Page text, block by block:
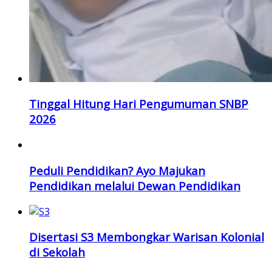
Tinggal Hitung Hari Pengumuman SNBP
2026
Peduli Pendidikan? Ayo Majukan
Pendidikan melalui Dewan Pendidikan
Disertasi S3 Membongkar Warisan Kolonial
di Sekolah